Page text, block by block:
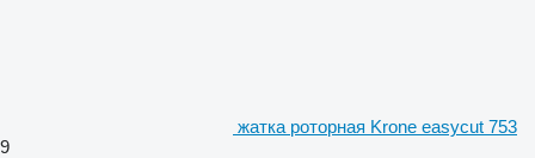
жатка роторная Krone easycut 753
9